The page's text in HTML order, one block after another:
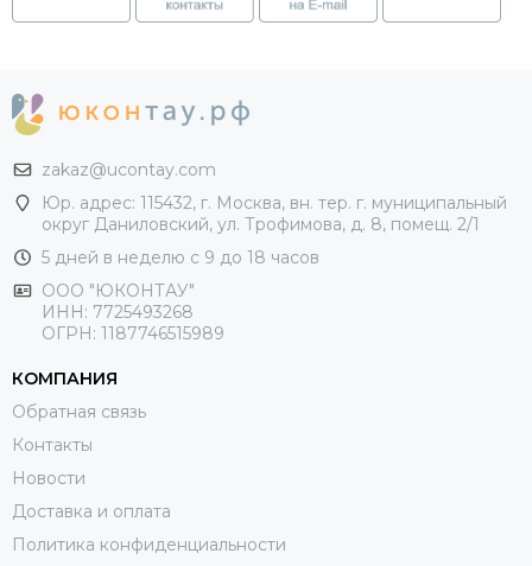
zakaz@ucontay.com
Юр. адрес: 115432, г. Москва, вн. тер. г. муниципальный
округ Даниловский, ул. Трофимова, д. 8, помещ. 2/1
5 дней в неделю с 9 до 18 часов
ООО "ЮКОНТАУ"
ИНН: 7725493268
ОГРН: 1187746515989
КОМПАНИЯ
Обратная связь
Контакты
Новости
Доставка и оплата
Политика конфиденциальности